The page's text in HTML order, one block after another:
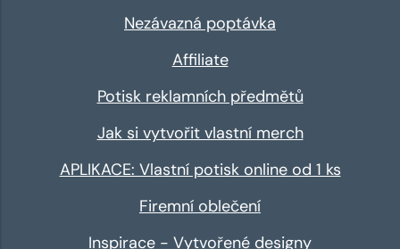
Nezávazná poptávka
Affiliate
Potisk reklamních předmětů
Jak si vytvořit vlastní merch
APLIKACE: Vlastní potisk online od 1 ks
Firemní oblečení
Inspirace - Vytvořené designy